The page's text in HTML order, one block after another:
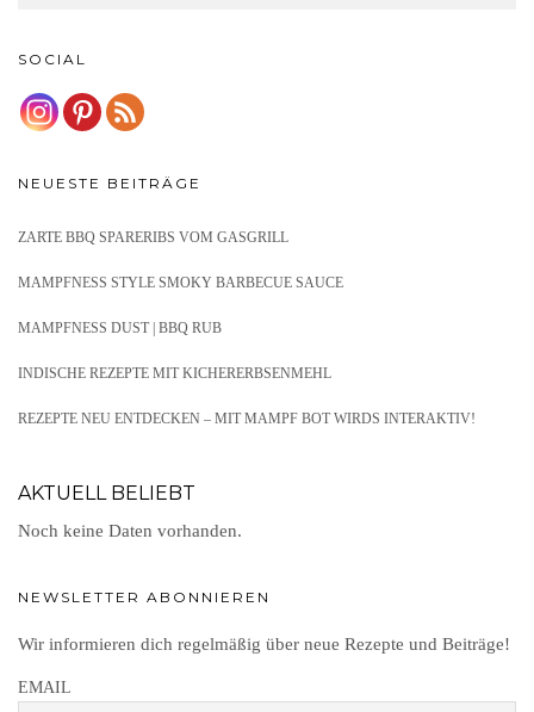
SOCIAL
NEUESTE BEITRÄGE
ZARTE BBQ SPARERIBS VOM GASGRILL
MAMPFNESS STYLE SMOKY BARBECUE SAUCE
MAMPFNESS DUST | BBQ RUB
INDISCHE REZEPTE MIT KICHERERBSENMEHL
REZEPTE NEU ENTDECKEN – MIT MAMPF BOT WIRDS INTERAKTIV!
AKTUELL BELIEBT
Noch keine Daten vorhanden.
NEWSLETTER ABONNIEREN
Wir informieren dich regelmäßig über neue Rezepte und Beiträge!
EMAIL